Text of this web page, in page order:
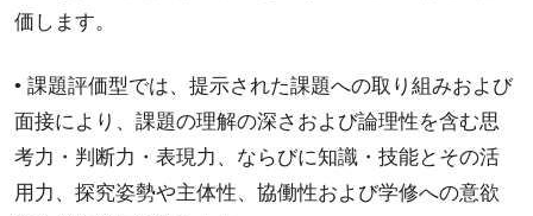
価します。
• 課題評価型では、提示された課題への取り組みおよび
面接により、課題の理解の深さおよび論理性を含む思
考力・判断力・表現力、ならびに知識・技能とその活
用力、探究姿勢や主体性、協働性および学修への意欲